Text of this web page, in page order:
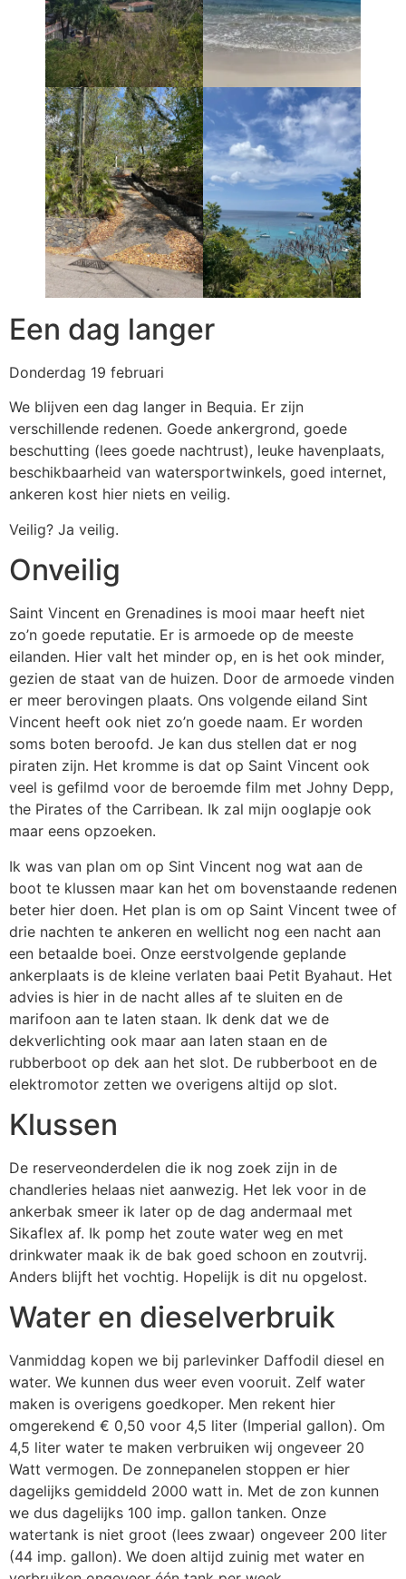
Een dag langer
Donderdag 19 februari
We blijven een dag langer in Bequia. Er zijn
verschillende redenen. Goede ankergrond, goede
beschutting (lees goede nachtrust), leuke havenplaats,
beschikbaarheid van watersportwinkels, goed internet,
ankeren kost hier niets en veilig.
Veilig? Ja veilig.
Onveilig
Saint Vincent en Grenadines is mooi maar heeft niet
zo’n goede reputatie. Er is armoede op de meeste
eilanden. Hier valt het minder op, en is het ook minder,
gezien de staat van de huizen. Door de armoede vinden
er meer berovingen plaats. Ons volgende eiland Sint
Vincent heeft ook niet zo’n goede naam. Er worden
soms boten beroofd. Je kan dus stellen dat er nog
piraten zijn. Het kromme is dat op Saint Vincent ook
veel is gefilmd voor de beroemde film met Johny Depp,
the Pirates of the Carribean. Ik zal mijn ooglapje ook
maar eens opzoeken.
Ik was van plan om op Sint Vincent nog wat aan de
boot te klussen maar kan het om bovenstaande redenen
beter hier doen. Het plan is om op Saint Vincent twee of
drie nachten te ankeren en wellicht nog een nacht aan
een betaalde boei. Onze eerstvolgende geplande
ankerplaats is de kleine verlaten baai Petit Byahaut. Het
advies is hier in de nacht alles af te sluiten en de
marifoon aan te laten staan. Ik denk dat we de
dekverlichting ook maar aan laten staan en de
rubberboot op dek aan het slot. De rubberboot en de
elektromotor zetten we overigens altijd op slot.
Klussen
De reserveonderdelen die ik nog zoek zijn in de
chandleries helaas niet aanwezig. Het lek voor in de
ankerbak smeer ik later op de dag andermaal met
Sikaflex af. Ik pomp het zoute water weg en met
drinkwater maak ik de bak goed schoon en zoutvrij.
Anders blijft het vochtig. Hopelijk is dit nu opgelost.
Water en dieselverbruik
Vanmiddag kopen we bij parlevinker Daffodil diesel en
water. We kunnen dus weer even vooruit. Zelf water
maken is overigens goedkoper. Men rekent hier
omgerekend € 0,50 voor 4,5 liter (Imperial gallon). Om
4,5 liter water te maken verbruiken wij ongeveer 20
Watt vermogen. De zonnepanelen stoppen er hier
dagelijks gemiddeld 2000 watt in. Met de zon kunnen
we dus dagelijks 100 imp. gallon tanken. Onze
watertank is niet groot (lees zwaar) ongeveer 200 liter
(44 imp. gallon). We doen altijd zuinig met water en